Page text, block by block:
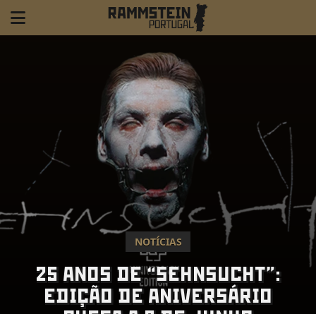
NOTÍCIAS
25 ANOS DE “SEHNSUCHT”:
EDIÇÃO DE ANIVERSÁRIO